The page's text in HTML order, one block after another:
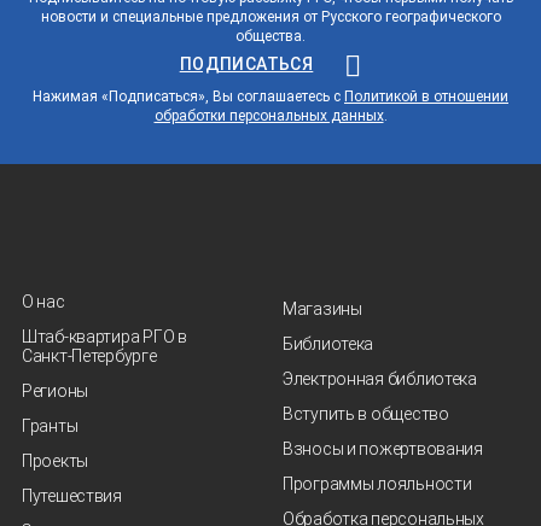
новости и специальные предложения от Русского географического
общества.
ПОДПИСАТЬСЯ
Нажимая «Подписаться», Вы соглашаетесь с Политикой в отношении
обработки персональных данных.
О нас
Штаб-квартира РГО в
Санкт‑Петербурге
Регионы
Гранты
Проекты
Путешествия
Магазины
Библиотека
Электронная библиотека
Вступить в общество
Взносы и пожертвования
Программы лояльности
Обработка персональных